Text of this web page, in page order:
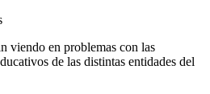
viendo en problemas con las
de las distintas entidades del